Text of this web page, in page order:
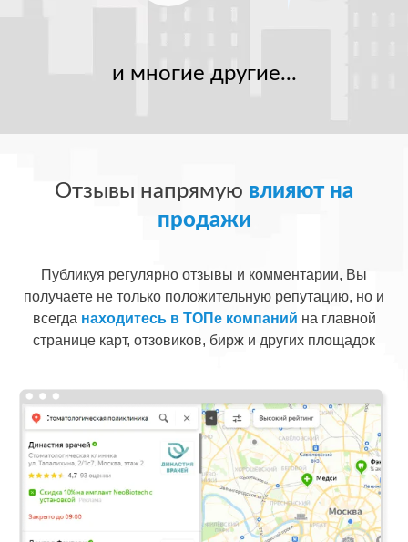
и многие другие...
Отзывы напрямую влияют на
продажи
Публикуя регулярно отзывы и комментарии, Вы
получаете не только положительную репутацию, но и
всегда находитесь в ТОПе компаний на главной
странице карт, отзовиков, бирж и других площадок